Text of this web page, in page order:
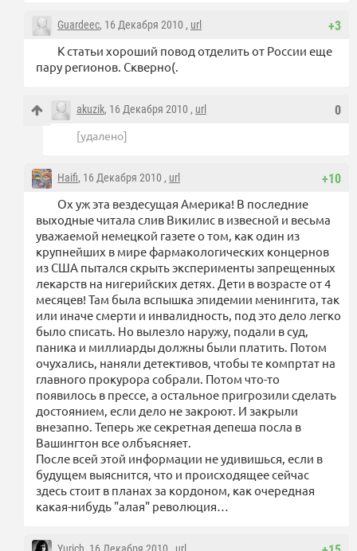
+3
Guardeec, 16 Декабря 2010 , url
К статьи хороший повод отделить от России еще
пару регионов. Скверно(.
0
akuzik, 16 Декабря 2010 , url
[удалено]
+10
Haifi, 16 Декабря 2010 , url
Ох уж эта вездесущая Америка! В последние
выходные читала слив Викилис в извесной и весьма
уважаемой немецкой газете о том, как один из
крупнейших в мире фармакологических концернов
из США пытался скрыть эксперименты запрещенных
лекарств на нигерийских детях. Дети в возрасте от 4
месяцев! Там была вспышка эпидемии менингита, так
или иначе смерти и инвалидность, под это дело легко
было списать. Но вылезло наружу, подали в суд,
паника и миллиарды должны были платить. Потом
очухались, наняли детективов, чтобы те компртат на
главного прокурора собрали. Потом что-то
появилось в прессе, а остальное пригрозили сделать
достоянием, если дело не закроют. И закрыли
внезапно. Теперь же секретная депеша посла в
Вашингтон все олбъясняет.
После всей этой информации не удивишься, если в
будущем выяснится, что и происходящее сейчас
здесь стоит в планах за кордоном, как очередная
какая-нибудь "алая" революция…